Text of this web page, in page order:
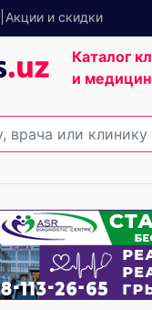
Акции и скидки
Каталог
и